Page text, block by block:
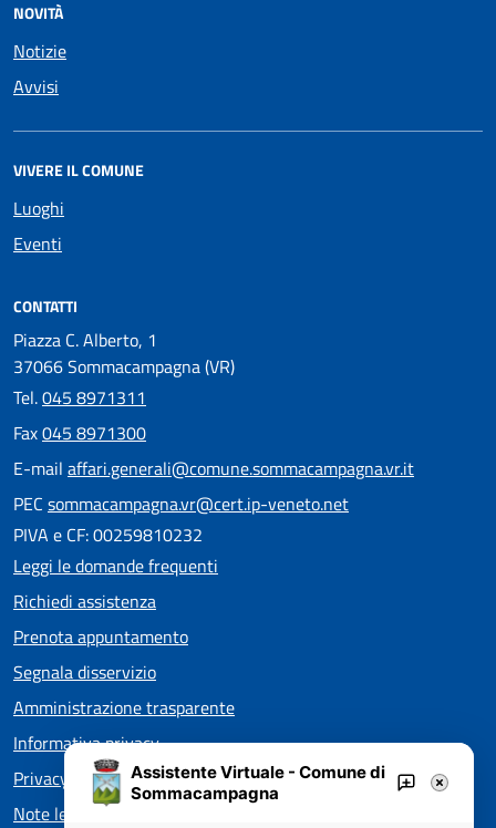
NOVITÀ
Notizie
Avvisi
VIVERE IL COMUNE
Luoghi
Eventi
CONTATTI
Piazza C. Alberto, 1
37066 Sommacampagna (VR)
Tel.045 8971311
Fax045 8971300
E-mail affari.generali@comune.sommacampagna.vr.it
PEC sommacampagna.vr@cert.ip-veneto.net
PIVA e CF: 00259810232
Leggi le domande frequenti
Richiedi assistenza
Prenota appuntamento
Segnala disservizio
Amministrazione trasparente
Informativa privacy
Privacy policy EOS
Note legali
Assistente Virtuale - Comune di
Sommacampagna